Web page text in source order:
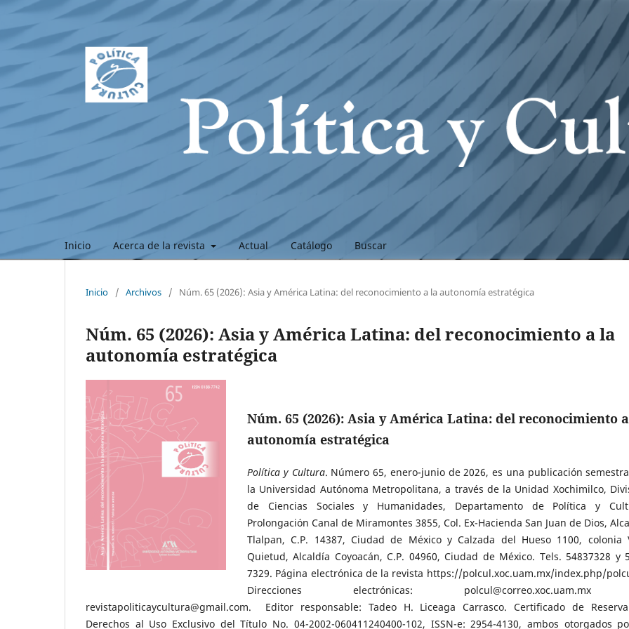
Inicio Acerca de la revista Actual Catálogo Buscar
Inicio / Archivos / Núm. 65 (2026): Asia y América Latina: del reconocimiento a la autonomía estratégica
Núm. 65 (2026): Asia y América Latina: del reconocimiento a la
autonomía estratégica
Núm. 65 (2026): Asia y América Latina: del reconocimiento
autonomía estratégica
Política y Cultura. Número 65, enero-junio de 2026, es una publicación
la Universidad Autónoma Metropolitana, a través de la Unidad Xochimilco,
de Ciencias Sociales y Humanidades, Departamento de Política y
Prolongación Canal de Miramontes 3855, Col. Ex-Hacienda San Juan de Dios,
Tlalpan, C.P. 14387, Ciudad de México y Calzada del Hueso 1100, colonia
Quietud, Alcaldía Coyoacán, C.P. 04960, Ciudad de México. Tels. 54837328 y
7329. Página electrónica de la revista https://polcul.xoc.uam.mx/index.php/
Direcciones electrónicas:
revistapoliticaycultura@gmail.com. Editor responsable: Tadeo H. Liceaga Carrasco. Certificado de
Derechos al Uso Exclusivo del Título No. 04-2002-060411240400-102, ISSN-e: 2954-4130, ambos otorgados